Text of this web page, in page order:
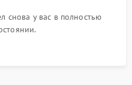
снова у вас в полностью